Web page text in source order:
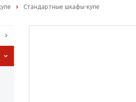
Стандартные шкафы-купе